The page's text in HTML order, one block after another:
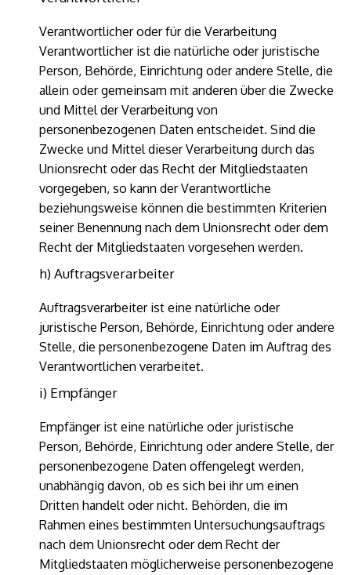
Verantwortlicher oder für die Verarbeitung
Verantwortlicher ist die natürliche oder juristische
Person, Behörde, Einrichtung oder andere Stelle, die
allein oder gemeinsam mit anderen über die Zwecke
und Mittel der Verarbeitung von
personenbezogenen Daten entscheidet. Sind die
Zwecke und Mittel dieser Verarbeitung durch das
Unionsrecht oder das Recht der Mitgliedstaaten
vorgegeben, so kann der Verantwortliche
beziehungsweise können die bestimmten Kriterien
seiner Benennung nach dem Unionsrecht oder dem
Recht der Mitgliedstaaten vorgesehen werden.
h) Auftragsverarbeiter
Auftragsverarbeiter ist eine natürliche oder
juristische Person, Behörde, Einrichtung oder andere
Stelle, die personenbezogene Daten im Auftrag des
Verantwortlichen verarbeitet.
i) Empfänger
Empfänger ist eine natürliche oder juristische
Person, Behörde, Einrichtung oder andere Stelle, der
personenbezogene Daten offengelegt werden,
unabhängig davon, ob es sich bei ihr um einen
Dritten handelt oder nicht. Behörden, die im
Rahmen eines bestimmten Untersuchungsauftrags
nach dem Unionsrecht oder dem Recht der
Mitgliedstaaten möglicherweise personenbezogene